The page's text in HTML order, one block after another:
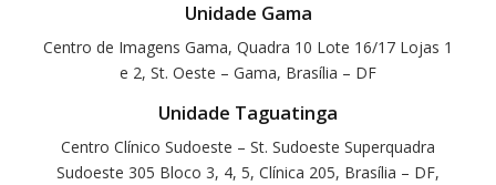
Unidade Gama
Centro de Imagens Gama, Quadra 10 Lote 16/17 Lojas 1
e 2, St. Oeste – Gama, Brasília – DF
Unidade Taguatinga
Centro Clínico Sudoeste – St. Sudoeste Superquadra
Sudoeste 305 Bloco 3, 4, 5, Clínica 205, Brasília – DF,